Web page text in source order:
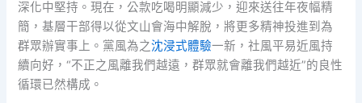
深化中堅持。現在，公款吃喝明顯減少，迎來送往年夜幅精
簡，基層干部得以從文山會海中解脫，將更多精神投進到為
群眾辦實事上。黨風為之沈浸式體驗一新，社風平易近風持
續向好，“不正之風離我們越遠，群眾就會離我們越近”的良性
循環已然構成。